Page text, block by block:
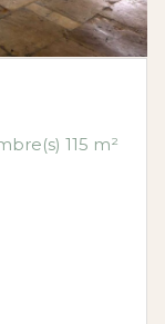
Maison de village 3 pièce(s) 2 chambre(s) 115 m²